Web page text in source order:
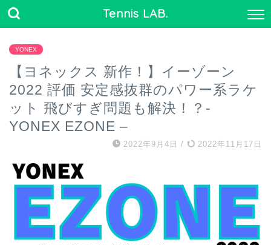
Tennis LAB.
YONEX
【ヨネックス 新作！】イーゾーン
2022 評価 安定感抜群のパワー系ラケ
ット 飛びすぎ問題も解決！？-
YONEX EZONE –
2022年9月4日 / 2022年11月17日